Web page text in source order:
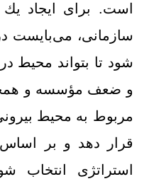
است. برای ایجاد یك
سازمانی،‌ می‌بایست
شود تا بتواند محیط
و ضعف مؤسسه و
مربوط به محیط
قرار دهد و بر
استراتژی انتخاب